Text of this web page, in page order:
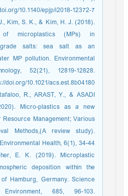
10.1140/epjp/i2018-12372-7
Kim, S. K., & Kim, H. J. (2018).
of microplastics (MPs) in
grade salts: sea salt as an
MP pollution. Environmental
52(21), 12819-12828.
doi.org/10.1021/acs.est.8b04180
R., ARAST, Y., & ASADI
Micro-plastics as a new
Resource Management; Various
Methods,(A review study).
Environmental Health, 6(1), 34-44.
E. K. (2019). Microplastic
deposition within the
Hamburg, Germany. Science
685, 96-103.